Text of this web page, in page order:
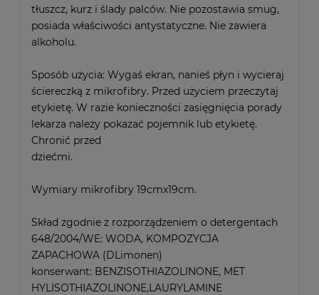
tłuszcz, kurz i ślady palców. Nie pozostawia smug,
posiada właściwości antystatyczne. Nie zawiera
alkoholu.
Sposób użycia: Wygaś ekran, nanieś płyn i wycieraj
ściereczką z mikrofibry. Przed użyciem przeczytaj
etykietę. W razie konieczności zasięgnięcia porady
lekarza należy pokazać pojemnik lub etykietę.
Chronić przed
dziećmi.
Wymiary mikrofibry 19cmx19cm.
Skład zgodnie z rozporządzeniem o detergentach
648/2004/WE: WODA, KOMPOZYCJA
ZAPACHOWA (DLimonen)
konserwant: BENZISOTHIAZOLINONE, MET
HYLISOTHIAZOLINONE,LAURYLAMINE